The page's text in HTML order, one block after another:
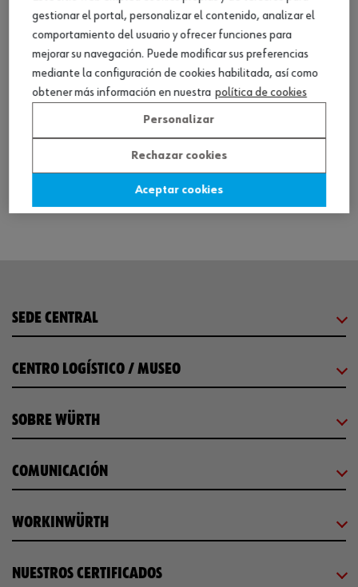
ref.:57065403
SIERRA SABLE-(EFS-1400-E POWER)
Loading...
SEDE CENTRAL
CENTRO LOGÍSTICO / MUSEO
SOBRE WÜRTH
COMUNICACIÓN
WORKINWÜRTH
NUESTROS CERTIFICADOS
gestionar el portal, personalizar el contenido, analizar el
comportamiento del usuario y ofrecer funciones para
mejorar su navegación. Puede modificar sus preferencias
mediante la configuración de cookies habilitada, así como
obtener más información en nuestra política de cookies
Personalizar
Rechazar cookies
Aceptar cookies